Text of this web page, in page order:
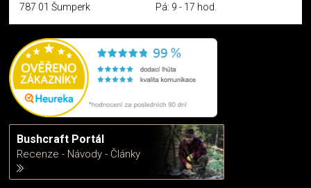
787 01 Šumperk
Pá: 9 - 17 hod.
Bushcraft Portál
Recenze - Návody - Články